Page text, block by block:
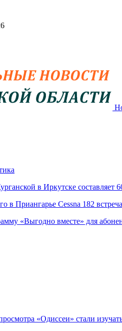
в Иркутске составляет
в Приангарье Cessna 182
«Выгодно вместе» для
«Одиссеи» стали